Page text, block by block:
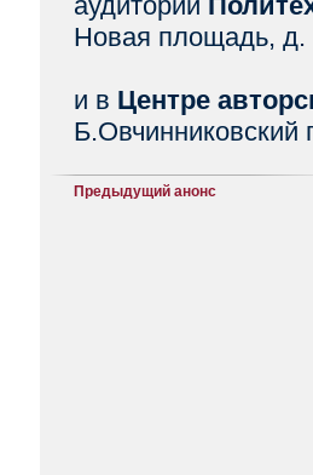
Новая площадь, д.
и в Центре
Б.Овчинниковский
Предыдущий анонс